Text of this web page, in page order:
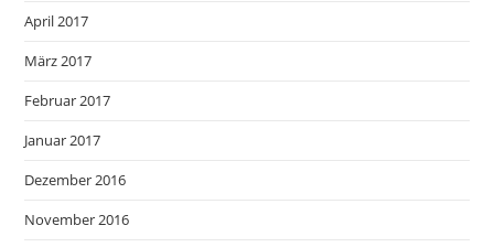
April 2017
März 2017
Februar 2017
Januar 2017
Dezember 2016
November 2016